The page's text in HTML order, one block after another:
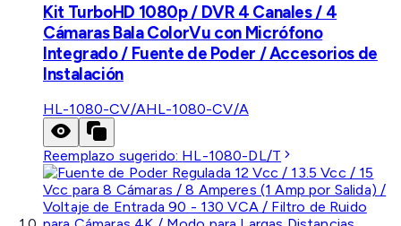
Kit TurboHD 1080p / DVR 4 Canales / 4
Cámaras Bala ColorVu con Micrófono
Integrado / Fuente de Poder / Accesorios de
Instalación
HL-1080-CV/AHL-1080-CV/A
Reemplazo sugerido: HL-1080-DL/T